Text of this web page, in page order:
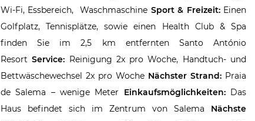
Wi-Fi, Essbereich, Waschmaschine Sport & Freizeit: Einen
Golfplatz, Tennisplätze, sowie einen Health Club & Spa
finden Sie im 2,5 km entfernten Santo António
Resort Service: Reinigung 2x pro Woche, Handtuch- und
Bettwäschewechsel 2x pro Woche Nächster Strand: Praia
de Salema – wenige Meter Einkaufsmöglichkeiten:Das
Haus befindet sich im Zentrum von Salema Nächste